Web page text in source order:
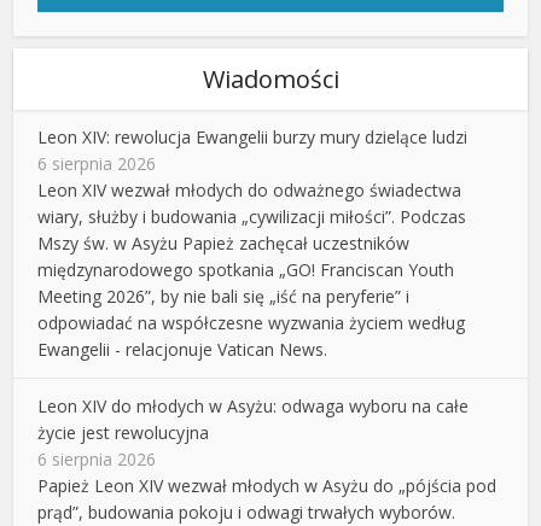
Wiadomości
Leon XIV: rewolucja Ewangelii burzy mury dzielące ludzi
6 sierpnia 2026
Leon XIV wezwał młodych do odważnego świadectwa
wiary, służby i budowania „cywilizacji miłości”. Podczas
Mszy św. w Asyżu Papież zachęcał uczestników
międzynarodowego spotkania „GO! Franciscan Youth
Meeting 2026”, by nie bali się „iść na peryferie” i
odpowiadać na współczesne wyzwania życiem według
Ewangelii - relacjonuje Vatican News.
Leon XIV do młodych w Asyżu: odwaga wyboru na całe
życie jest rewolucyjna
6 sierpnia 2026
Papież Leon XIV wezwał młodych w Asyżu do „pójścia pod
prąd”, budowania pokoju i odwagi trwałych wyborów.